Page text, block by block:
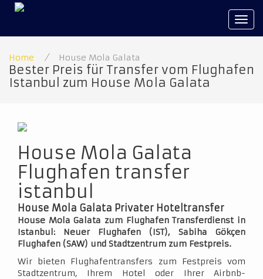
Home / House Mola Galata
Bester Preis für Transfer vom Flughafen
Istanbul zum House Mola Galata
House Mola Galata
Flughafen transfer
istanbul
House Mola Galata Privater Hoteltransfer
House Mola Galata zum Flughafen Transferdienst in
Istanbul: Neuer Flughafen (IST), Sabiha Gökçen
Flughafen (SAW) und Stadtzentrum zum Festpreis.
Wir bieten Flughafentransfers zum Festpreis vom
Stadtzentrum, Ihrem Hotel oder Ihrer Airbnb-